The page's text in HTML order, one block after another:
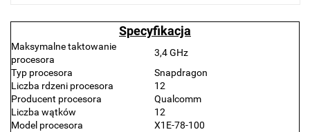
Specyfikacja
Maksymalne taktowanie
procesora
3,4 GHz
Typ procesora
Snapdragon
Liczba rdzeni procesora
12
Producent procesora
Qualcomm
Liczba wątków
12
Model procesora
X1E-78-100